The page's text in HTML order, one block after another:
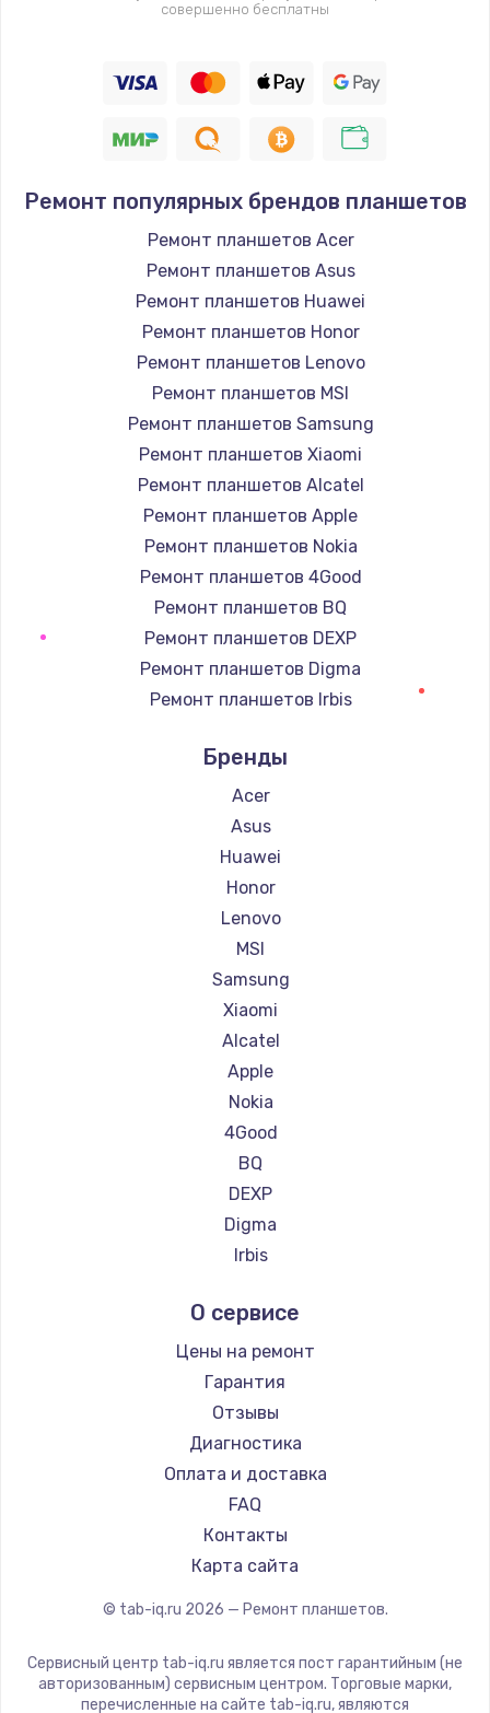
Замена южного моста
2885 руб.
Замена контроллера питания
1490 руб.
Заказать
Замена тачпада
945 руб.
Заказать
Замена материнской платы
1890 руб.
Заказать
совершенно бесплатны
Ремонт популярных брендов планшетов
Ремонт планшетов Acer
Ремонт планшетов Asus
Ремонт планшетов Huawei
Ремонт планшетов Honor
Ремонт планшетов Lenovo
Ремонт планшетов MSI
Ремонт планшетов Samsung
Ремонт планшетов Xiaomi
Ремонт планшетов Alcatel
Ремонт планшетов Apple
Ремонт планшетов Nokia
Ремонт планшетов 4Good
Ремонт планшетов BQ
Ремонт планшетов DEXP
Ремонт планшетов Digma
Ремонт планшетов Irbis
Ремонт планшетов Microsoft
Ремонт планшетов BlackView
Ремонт планшетов Amazon
Ремонт планшетов Aquarius
Ремонт планшетов Philips
Ремонт планшетов Dell
Ремонт планшетов HP
Ремонт планшетов Getac
Ремонт планшетов ZTE
Ремонт планшетов Google
Ремонт планшетов Navitel
Ремонт планшетов Teclast
Ремонт планшетов CHUWI
Бренды
Acer
Asus
Huawei
Honor
Lenovo
MSI
Samsung
Xiaomi
Alcatel
Apple
Nokia
4Good
BQ
DEXP
Digma
Irbis
Microsoft
BlackView
Amazon
Aquarius
Philips
Dell
HP
Getac
ZTE
CHUWI
О сервисе
Цены на ремонт
Гарантия
Отзывы
Диагностика
Оплата и доставка
FAQ
Контакты
Карта сайта
© tab-iq.ru 2026 — Ремонт планшетов.
Сервисный центр tab-iq.ru является пост гарантийным (не
авторизованным) сервисным центром. Торговые марки,
перечисленные на сайте tab-iq.ru, являются